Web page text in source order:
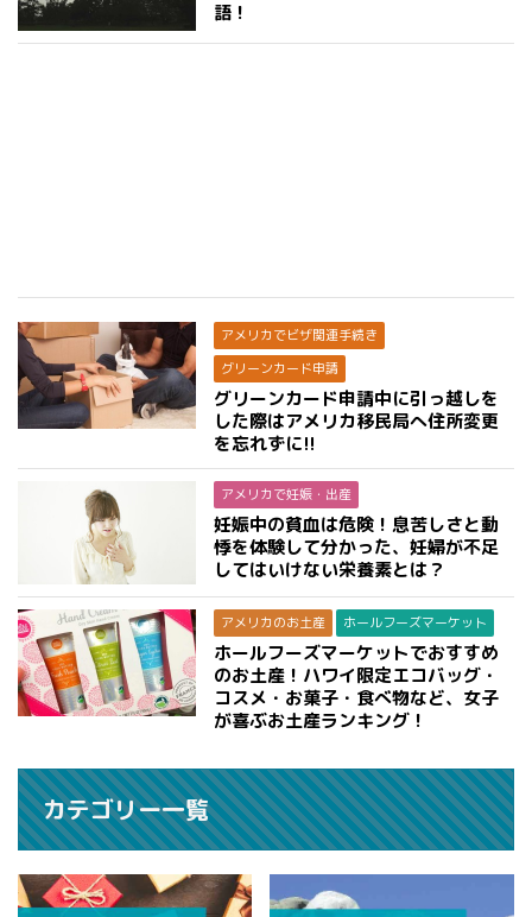
語！
アメリカでビザ関連手続き
グリーンカード申請
グリーンカード申請中に引っ越しを
した際はアメリカ移民局へ住所変更
を忘れずに!!
アメリカで妊娠・出産
妊娠中の貧血は危険！息苦しさと動
悸を体験して分かった、妊婦が不足
してはいけない栄養素とは？
アメリカのお土産 ホールフーズマーケット
ホールフーズマーケットでおすすめ
のお土産！ハワイ限定エコバッグ・
コスメ・お菓子・食べ物など、女子
が喜ぶお土産ランキング！
カテゴリー一覧